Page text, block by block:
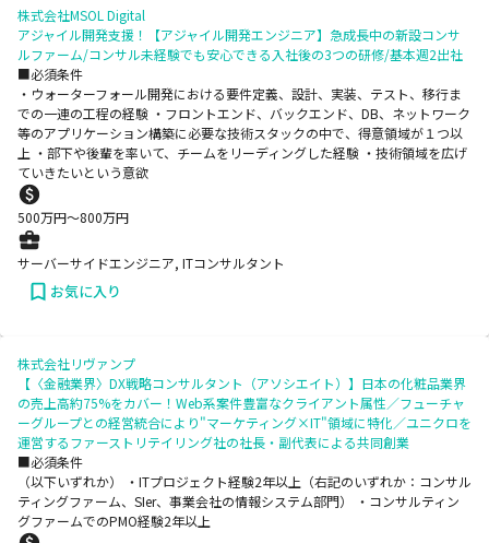
株式会社MSOL Digital
アジャイル開発支援！【アジャイル開発エンジニア】急成長中の新設コンサ
ルファーム/コンサル未経験でも安心できる入社後の3つの研修/基本週2出社
■必須条件
・ウォーターフォール開発における要件定義、設計、実装、テスト、移行ま
での一連の工程の経験 ・フロントエンド、バックエンド、DB、ネットワーク
等のアプリケーション構築に必要な技術スタックの中で、得意領域が１つ以
上 ・部下や後輩を率いて、チームをリーディングした経験 ・技術領域を広げ
ていきたいという意欲
500万円〜800万円
サーバーサイドエンジニア, ITコンサルタント
お気に入り
株式会社リヴァンプ
【〈金融業界〉DX戦略コンサルタント（アソシエイト）】日本の化粧品業界
の売上高約75%をカバー！Web系案件豊富なクライアント属性／フューチャ
ーグループとの経営統合により"マーケティング×IT"領域に特化／ユニクロを
運営するファーストリテイリング社の社長・副代表による共同創業
■必須条件
（以下いずれか） ・ITプロジェクト経験2年以上（右記のいずれか：コンサル
ティングファーム、SIer、事業会社の情報システム部門） ・コンサルティン
グファームでのPMO経験2年以上